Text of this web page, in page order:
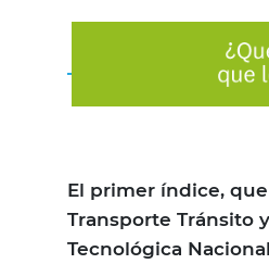
El primer índice,
Transporte Tránsito
Tecnológica